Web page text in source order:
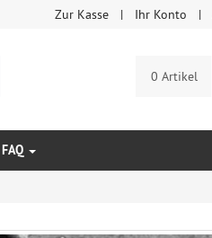
Zur Kasse Ihr Konto
0 Artikel
FAQ